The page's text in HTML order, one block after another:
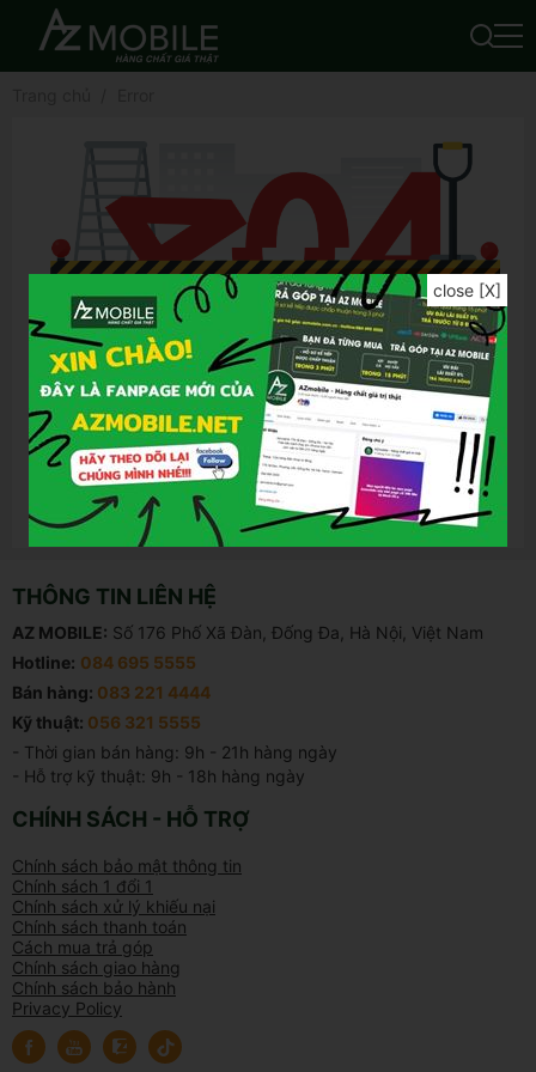
Để tìm được kết quả chính xác hơn, bạn vui
lòng:
Kiểm tra lỗi chính tả của từ khóa đã nhập
Thử lại bằng từ khóa khác
Thử lại bằng những từ khóa tổng quát hơn
Thử lại bằng những từ khóa ngắn gọn hơn
THÔNG TIN LIÊN HỆ
AZ MOBILE: Số 176 Phố Xã Đàn, Đống Đa, Hà Nội, Việt Nam
Hotline: 084 695 5555
Bán hàng: 083 221 4444
Kỹ thuật: 056 321 5555
- Thời gian bán hàng: 9h - 21h hàng ngày
- Hỗ trợ kỹ thuật: 9h - 18h hàng ngày
CHÍNH SÁCH - HỖ TRỢ
Chính sách bảo mật thông tin
Chính sách 1 đổi 1
Chính sách xử lý khiếu nại
Chính sách thanh toán
Cách mua trả góp
Chính sách giao hàng
Chính sách bảo hành
Privacy Policy
close [X]